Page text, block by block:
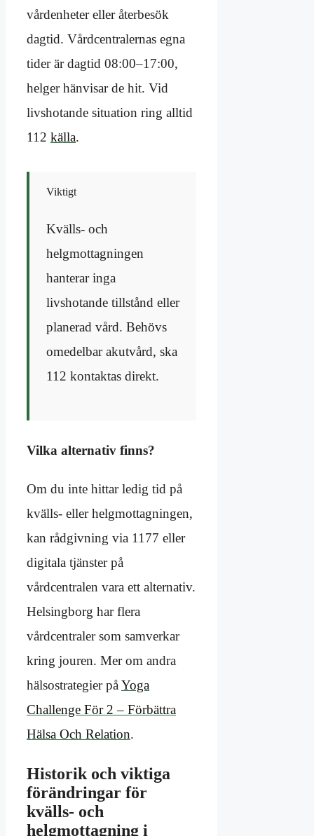
vårdenheter eller återbesök
dagtid. Vårdcentralernas egna
tider är dagtid 08:00–17:00,
helger hänvisar de hit. Vid
livshotande situation ring alltid
112 källa.
Viktigt
Kvälls- och
helgmottagningen
hanterar inga
livshotande tillstånd eller
planerad vård. Behövs
omedelbar akutvård, ska
112 kontaktas direkt.
Vilka alternativ finns?
Om du inte hittar ledig tid på
kvälls- eller helgmottagningen,
kan rådgivning via 1177 eller
digitala tjänster på
vårdcentralen vara ett alternativ.
Helsingborg har flera
vårdcentraler som samverkar
kring jouren. Mer om andra
hälsostrategier på Yoga
Challenge För 2 – Förbättra
Hälsa Och Relation.
Historik och viktiga
förändringar för
kvälls- och
helgmottagning i